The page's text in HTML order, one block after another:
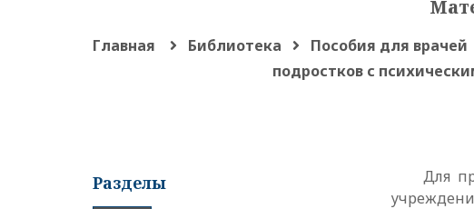
Главная Библиотека Пособия для врачей
подростков с
Для
Разделы